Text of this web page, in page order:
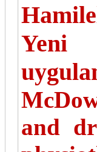
Yeni
and